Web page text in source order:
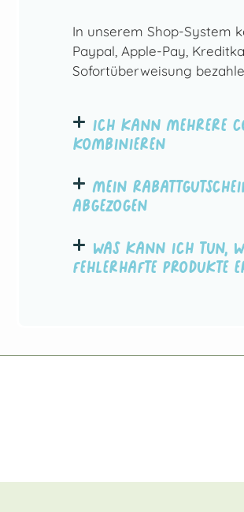
In unserem Shop-System
Paypal, Apple-Pay,
Sofortüberweisung
Ich kann mehrere
kombinieren
Mein
abgezogen
Was kann ich tun,
fehlerhafte Produkte